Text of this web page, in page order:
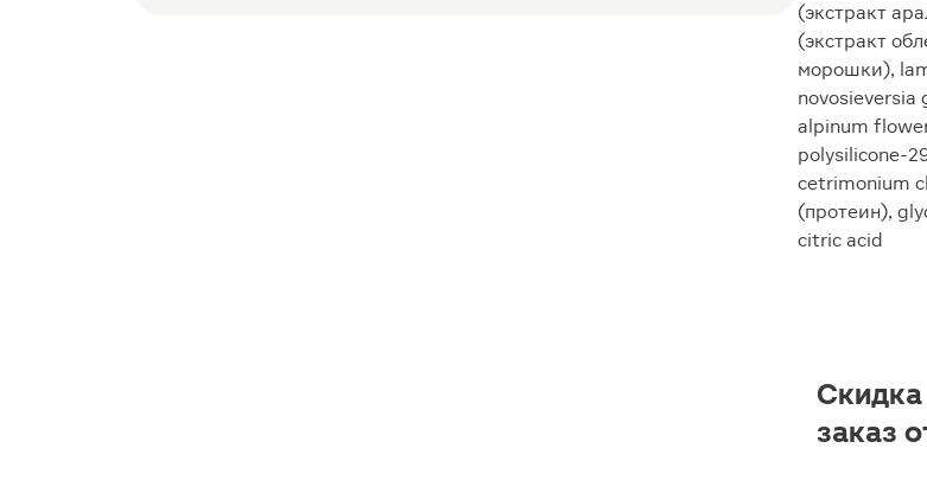
(экстракт
(экстракт
морошки),
novosieversia
alpinum
polysilicone-
cetrimonium
(протеин),
citric acid
заказ